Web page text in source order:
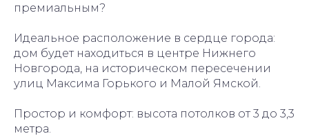
премиальным?
Идеальное расположение в сердце города:
дом будет находиться в центре Нижнего
Новгорода, на историческом пересечении
улиц Максима Горького и Малой Ямской.
Простор и комфорт: высота потолков от 3 до 3,3
метра.